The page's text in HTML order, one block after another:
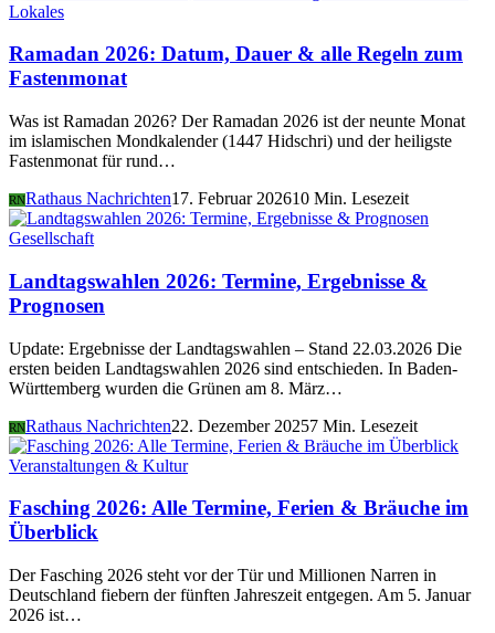
Lokales
Ramadan 2026: Datum, Dauer & alle Regeln zum
Fastenmonat
Was ist Ramadan 2026? Der Ramadan 2026 ist der neunte Monat
im islamischen Mondkalender (1447 Hidschri) und der heiligste
Fastenmonat für rund…
RNRathaus Nachrichten17. Februar 202610 Min. Lesezeit
Gesellschaft
Landtagswahlen 2026: Termine, Ergebnisse &
Prognosen
Update: Ergebnisse der Landtagswahlen – Stand 22.03.2026 Die
ersten beiden Landtagswahlen 2026 sind entschieden. In Baden-
Württemberg wurden die Grünen am 8. März…
RNRathaus Nachrichten22. Dezember 20257 Min. Lesezeit
Veranstaltungen & Kultur
Fasching 2026: Alle Termine, Ferien & Bräuche im
Überblick
Der Fasching 2026 steht vor der Tür und Millionen Narren in
Deutschland fiebern der fünften Jahreszeit entgegen. Am 5. Januar
2026 ist…